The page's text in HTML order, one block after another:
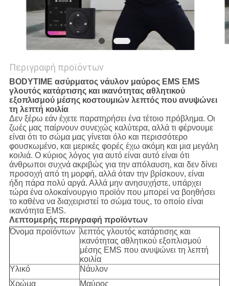
Περιγραφή προϊόντων
BODYTIME ασύρματος νάυλον μαύρος EMS EMS
γλουτός κατάρτισης και ικανότητας αθλητικού
εξοπλισμού μέσης κοστουμιών λεπτός που ανυψώνει
τη λεπτή κοιλία
Δεν ξέρω εάν έχετε παρατηρήσει ένα τέτοιο πρόβλημα. Οι
ζωές μας παίρνουν συνεχώς καλύτερα, αλλά τι φέρνουμε
είναι ότι το σώμα μας γίνεται όλο και περισσότερο
φουσκωμένο, και μερικές φορές έχω ακόμη και μια μεγάλη
κοιλιά. Ο κύριος λόγος για αυτό είναι αυτό είναι ότι
άνθρωποι συχνά ακριβώς για την απόλαυση, και δεν δίνει
προσοχή από τη μορφή, αλλά όταν την βρίσκουν, είναι
ήδη πάρα πολύ αργά. Αλλά μην ανησυχήστε, υπάρχει
τώρα ένα ολοκαίνουργιο προϊόν που μπορεί να βοηθήσει
το καθένα να διαχειριστεί το σώμα τους, το οποίο είναι
ικανότητα EMS.
Λεπτομερής περιγραφή προϊόντων
Όνομα προϊόντων λεπτός γλουτός κατάρτισης και
ικανότητας αθλητικού εξοπλισμού
μέσης EMS που ανυψώνει τη λεπτή
κοιλία
Υλικό
Νάυλον
Χρώμα
Μαύρος